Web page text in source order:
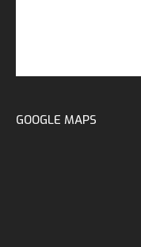
GOOGLE MAPS